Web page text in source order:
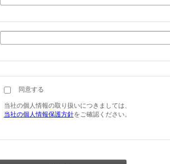
同意する
当社の個人情報の取り扱いにつきましては、
当社の個人情報保護方針をご確認ください。